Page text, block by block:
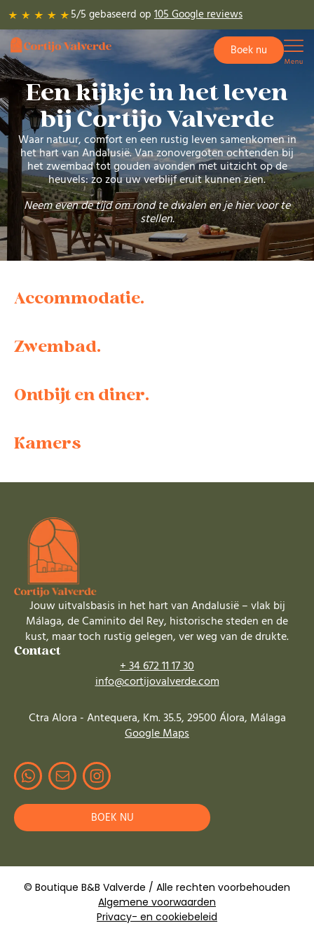
naar
de
inhoud
5/5 gebaseerd op 105 Google reviews
Boek nu
Een kijkje in het leven
bij Cortijo Valverde
Waar natuur, comfort en een rustig leven samenkomen in
het hart van Andalusië. Van zonovergoten ochtenden bij
het zwembad tot gouden avonden met uitzicht op de
heuvels: zo zou uw verblijf eruit kunnen zien.
Neem even de tijd om rond te dwalen en je hier voor te
stellen.
Accommodatie.
Zwembad.
Ontbijt en diner.
Kamers
Jouw uitvalsbasis in het hart van Andalusië – vlak bij
Málaga, de Caminito del Rey, historische steden en de
kust, maar toch rustig gelegen, ver weg van de drukte.
Contact
+ 34 672 11 17 30
info@cortijovalverde.com
Ctra Alora - Antequera, Km. 35.5, 29500 Álora, Málaga
Google Maps
BOEK NU
© Boutique B&B Valverde / Alle rechten voorbehouden
Algemene voorwaarden
Privacy- en cookiebeleid